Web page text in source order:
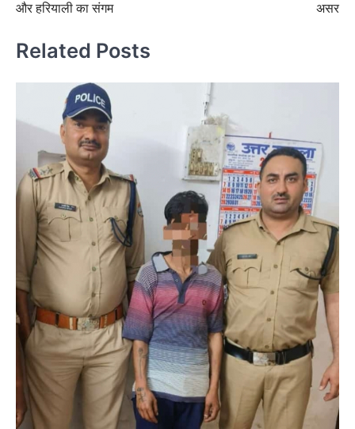
और हरियाली का संगम
असर
Related Posts